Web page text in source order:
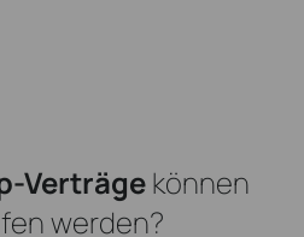
Verträgekönnen
werden?